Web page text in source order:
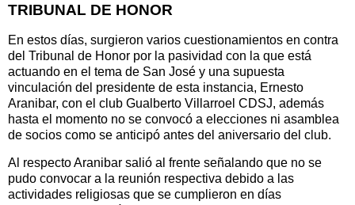
TRIBUNAL DE HONOR
En estos días, surgieron varios cuestionamientos en contra
del Tribunal de Honor por la pasividad con la que está
actuando en el tema de San José y una supuesta
vinculación del presidente de esta instancia, Ernesto
Aranibar, con el club Gualberto Villarroel CDSJ, además
hasta el momento no se convocó a elecciones ni asamblea
de socios como se anticipó antes del aniversario del club.
Al respecto Aranibar salió al frente señalando que no se
pudo convocar a la reunión respectiva debido a las
actividades religiosas que se cumplieron en días